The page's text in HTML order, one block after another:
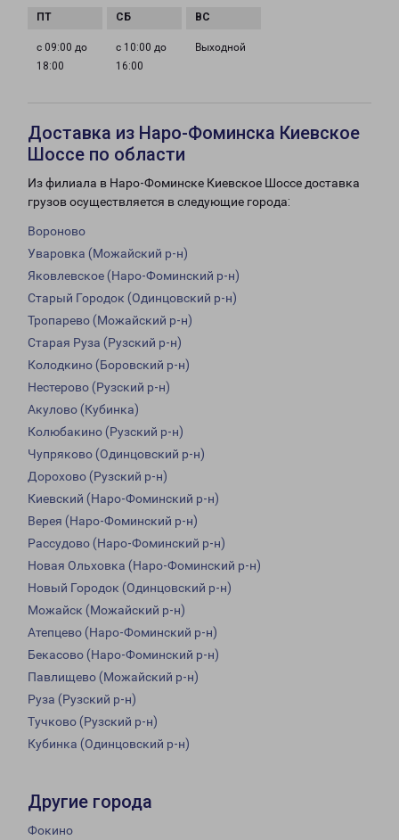
с 09:00 до
18:00
с 10:00 до
16:00
Выходной
Доставка из Наро-Фоминска Киевское
Шоссе по области
Из филиала в Наро-Фоминске Киевское Шоссе доставка
грузов осуществляется в следующие города:
Вороново
Уваровка (Можайский р-н)
Яковлевское (Наро-Фоминский р-н)
Старый Городок (Одинцовский р-н)
Тропарево (Можайский р-н)
Старая Руза (Рузский р-н)
Колодкино (Боровский р-н)
Нестерово (Рузский р-н)
Акулово (Кубинка)
Колюбакино (Рузский р-н)
Чупряково (Одинцовский р-н)
Дорохово (Рузский р-н)
Киевский (Наро-Фоминский р-н)
Верея (Наро-Фоминский р-н)
Рассудово (Наро-Фоминский р-н)
Новая Ольховка (Наро-Фоминский р-н)
Новый Городок (Одинцовский р-н)
Можайск (Можайский р-н)
Атепцево (Наро-Фоминский р-н)
Бекасово (Наро-Фоминский р-н)
Павлищево (Можайский р-н)
Руза (Рузский р-н)
Тучково (Рузский р-н)
Кубинка (Одинцовский р-н)
Другие города
Фокино